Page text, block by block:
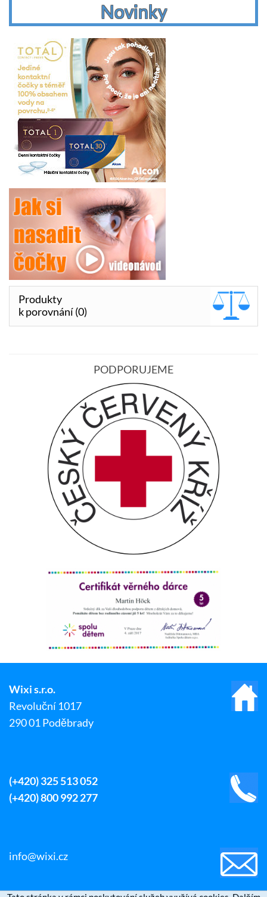
Novinky
Produkty
k porovnání (0)
PODPORUJEME
Wixi s.r.o.
Revoluční 1017
290 01 Poděbrady
(+420) 325 513 052
(+420) 800 992 277
info@wixi.cz